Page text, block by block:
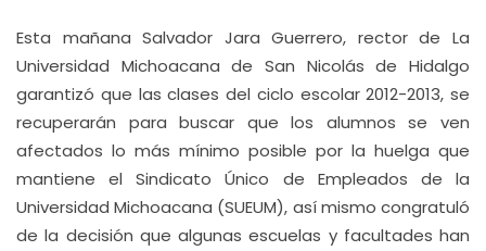
Esta mañana Salvador Jara Guerrero, rector de La
Universidad Michoacana de San Nicolás de Hidalgo
garantizó que las clases del ciclo escolar 2012-2013, se
recuperarán para buscar que los alumnos se ven
afectados lo más mínimo posible por la huelga que
mantiene el Sindicato Único de Empleados de la
Universidad Michoacana (SUEUM), así mismo congratuló
de la decisión que algunas escuelas y facultades han